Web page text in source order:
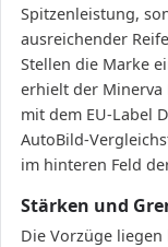
Spitzenleistung,
ausreichender
Stellen die Marke
erhielt der Minerva
mit dem EU-Label
AutoBild-
im hinteren Feld
Stärken und
Die Vorzüge